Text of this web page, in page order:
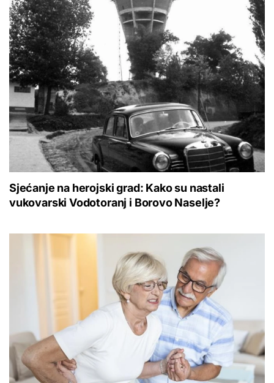
Sjećanje na herojski grad: Kako su nastali
vukovarski Vodotoranj i Borovo Naselje?